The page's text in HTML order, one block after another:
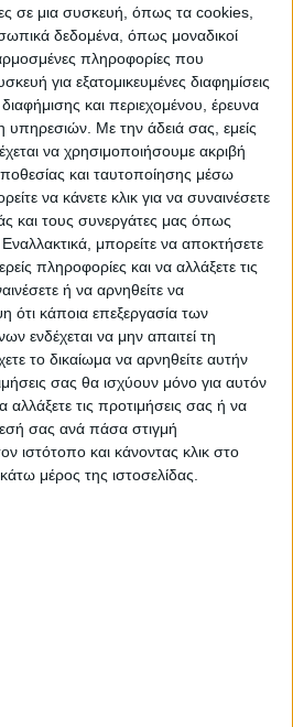
σε μια συσκευή, όπως τα cookies,
δεδομένα, όπως μοναδικοί
πληροφορίες που
για εξατομικευμένες διαφημίσεις
και περιεχομένου, έρευνα
υπηρεσιών. Με την άδειά σας, εμείς
να χρησιμοποιήσουμε ακριβή
και ταυτοποίησης μέσω
να κάνετε κλικ για να συναινέσετε
και τους συνεργάτες μας όπως
μπορείτε να αποκτήσετε
πληροφορίες και να αλλάξετε τις
ή να αρνηθείτε να
ότι κάποια επεξεργασία των
ενδέχεται να μην απαιτεί τη
το δικαίωμα να αρνηθείτε αυτήν
σας θα ισχύουν μόνο για αυτόν
τις προτιμήσεις σας ή να
σας ανά πάσα στιγμή
ιστότοπο και κάνοντας κλικ στο
μέρος της ιστοσελίδας.
Η Δομή θα
από τη Λάρισα και στη
η λειτουργία της και
νομούς της Θεσσαλίας».
Σήμερα
την εφημερίδα ΝΕΟΣ
Google News!
στην περιοχή της
και ευρύτερα της Θεσσαλίας
τον
Κώστας Τσιάρας: Η επένδυση
στην ποιότητα των
ελληνικών προϊόντων είναι